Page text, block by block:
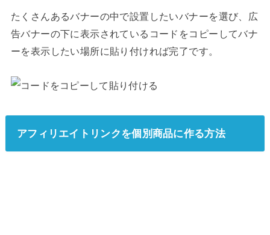
たくさんあるバナーの中で設置したいバナーを選び、広
告バナーの下に表示されているコードをコピーしてバナ
ーを表示したい場所に貼り付ければ完了です。
アフィリエイトリンクを個別商品に作る方法